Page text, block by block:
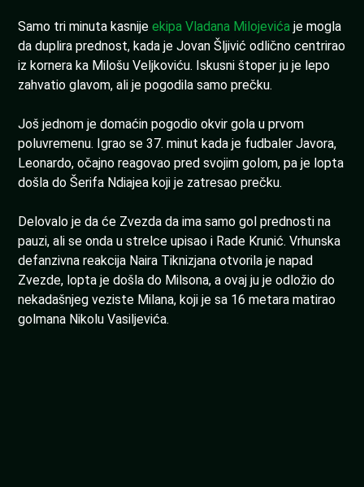
Samo tri minuta kasnije ekipa Vladana Milojevića je mogla
da duplira prednost, kada je Jovan Šljivić odlično centrirao
iz kornera ka Milošu Veljkoviću. Iskusni štoper ju je lepo
zahvatio glavom, ali je pogodila samo prečku.
Još jednom je domaćin pogodio okvir gola u prvom
poluvremenu. Igrao se 37. minut kada je fudbaler Javora,
Leonardo, očajno reagovao pred svojim golom, pa je lopta
došla do Šerifa Ndiajea koji je zatresao prečku.
Delovalo je da će Zvezda da ima samo gol prednosti na
pauzi, ali se onda u strelce upisao i Rade Krunić. Vrhunska
defanzivna reakcija Naira Tiknizjana otvorila je napad
Zvezde, lopta je došla do Milsona, a ovaj ju je odložio do
nekadašnjeg veziste Milana, koji je sa 16 metara matirao
golmana Nikolu Vasiljevića.